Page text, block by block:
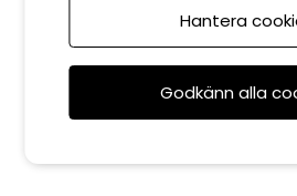
Andy positionsstol - light
grey/offwhite teak
1 512 kr
Hantera
Godkänn alla